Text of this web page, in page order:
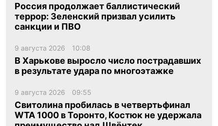
Россия продолжает баллистический
террор: Зеленский призвал усилить
санкции и ПВО
9 августа 2026 10:08
В Харькове выросло число пострадавших
в результате удара по многоэтажке
9 августа 2026 09:55
Свитолина пробилась в четвертьфинал
WTA 1000 в Торонто, Костюк не удержала